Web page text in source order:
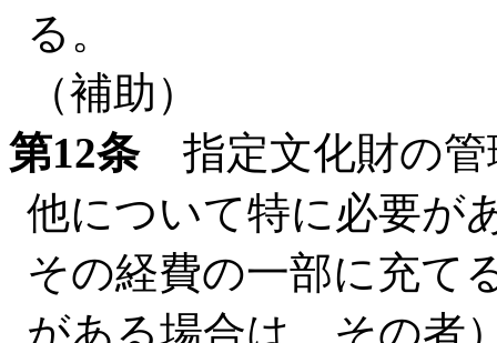
る。
（補助）
第12条指定文化財の管
他について特に必要が
その経費の一部に充て
がある場合は、その者